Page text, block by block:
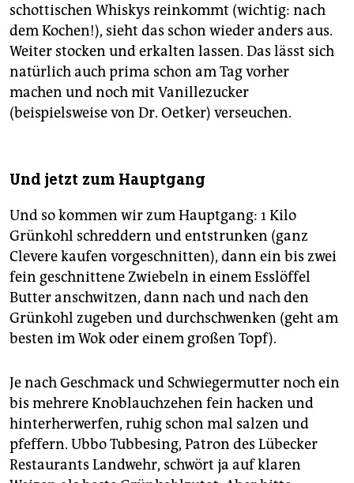
schottischen Whiskys reinkommt (wichtig: nach
dem Kochen!), sieht das schon wieder anders aus.
Weiter stocken und erkalten lassen. Das lässt sich
natürlich auch prima schon am Tag vorher
machen und noch mit Vanillezucker
(beispielsweise von Dr. Oetker) verseuchen.
Und jetzt zum Hauptgang
Und so kommen wir zum Hauptgang: 1 Kilo
Grünkohl schreddern und entstrunken (ganz
Clevere kaufen vorgeschnitten), dann ein bis zwei
fein geschnittene Zwiebeln in einem Esslöffel
Butter anschwitzen, dann nach und nach den
Grünkohl zugeben und durchschwenken (geht am
besten im Wok oder einem großen Topf).
Je nach Geschmack und Schwiegermutter noch ein
bis mehrere Knoblauchzehen fein hacken und
hinterherwerfen, ruhig schon mal salzen und
pfeffern. Ubbo Tubbesing, Patron des Lübecker
Restaurants Landwehr, schwört ja auf klaren